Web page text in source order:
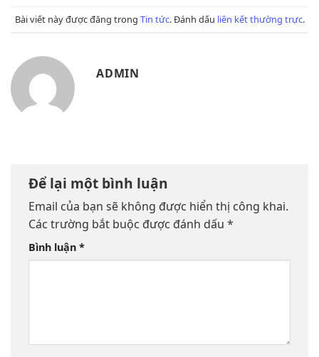
Bài viết này được đăng trong Tin tức. Đánh dấu liên kết thường trực.
ADMIN
Để lại một bình luận
Email của bạn sẽ không được hiển thị công khai.
Các trường bắt buộc được đánh dấu *
Bình luận *